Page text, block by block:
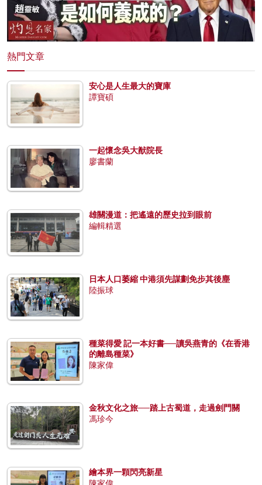
熱門文章
安心是人生最大的寶庫
譚寶碩
一起懷念吳大猷院長
廖書蘭
雄關漫道：把遙遠的歷史拉到眼前
編輯精選
日本人口萎縮 中港須先謀劃免步其後塵
陸振球
種菜得愛 記一本好書──讀吳燕青的《在香港
的離島種菜》
陳家偉
金秋文化之旅──踏上古蜀道，走過劍門關
馮珍今
繪本界一顆閃亮新星